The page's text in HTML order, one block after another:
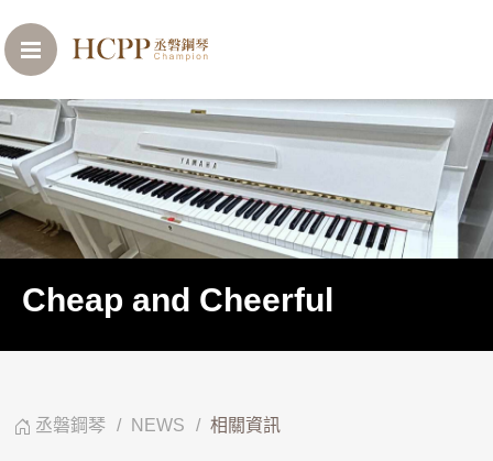
Cheap and Cheerful
丞磐鋼琴 NEWS 相關資訊